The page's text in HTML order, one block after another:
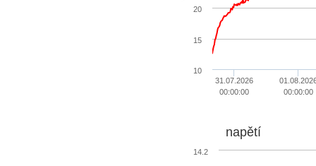
31.07.2026
00:00:00
00:00:00
10
15
20
napětí
14.2